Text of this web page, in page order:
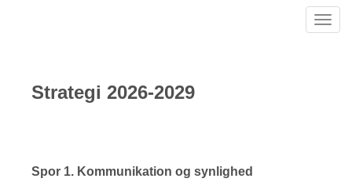
Strategi 2026-2029
Spor 1. Kommunikation og synlighed